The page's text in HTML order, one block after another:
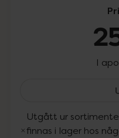
I
Utgått ur
finnas i lager hos